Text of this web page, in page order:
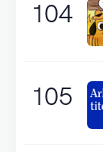
104
105